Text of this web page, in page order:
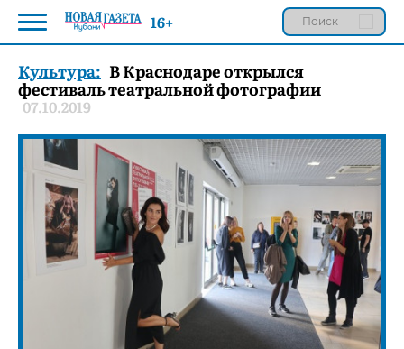
Культура: В Краснодаре открылся
фестиваль театральной фотографии
07.10.2019
16+